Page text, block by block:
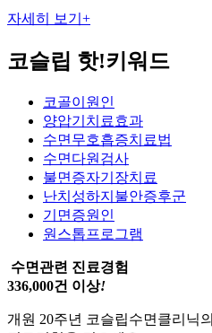
자세히 보기 +
코슬립 핫!키워드
코골이원인
양압기치료효과
수면무호흡증치료법
수면다원검사
불면증자기장치료
난치성하지불안증후군
기면증원인
원스톱프로그램
수면관련 진료경험
336,000건 이상!
개원 20주년 코슬립수면클리닉의